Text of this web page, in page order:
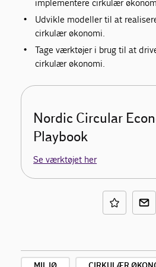
implementere cirkulær
Udvikle modeller til at
cirkulær økonomi.
Tage værktøjer i brug til at
cirkulær økonomi.
Nordic Circular
Playbook
Se værktøjet her